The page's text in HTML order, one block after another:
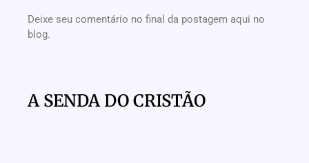
Deixe seu comentário no final da postagem aqui no
blog.
A SENDA DO CRISTÃO